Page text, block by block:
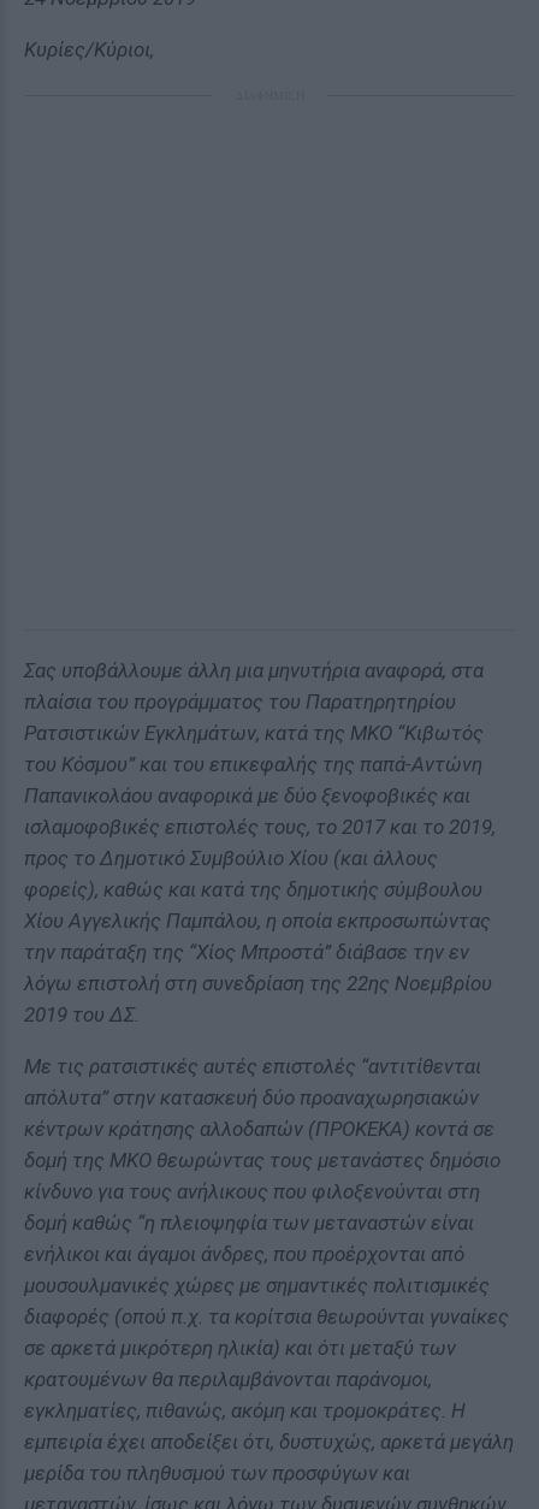
Κυρίες/Κύριοι,
Σας υποβάλλουμε άλλη μια μηνυτήρια αναφορά, στα
πλαίσια του προγράμματος του Παρατηρητηρίου
Ρατσιστικών Εγκλημάτων, κατά της ΜΚΟ “Κιβωτός
του Κόσμου” και του επικεφαλής της παπά-Αντώνη
Παπανικολάου αναφορικά με δύο ξενοφοβικές και
ισλαμοφοβικές επιστολές τους, το 2017 και το 2019,
προς το Δημοτικό Συμβούλιο Χίου (και άλλους
φορείς), καθώς και κατά της δημοτικής σύμβουλου
Χίου Αγγελικής Παμπάλου, η οποία εκπροσωπώντας
την παράταξη της “Χίος Μπροστά” διάβασε την εν
λόγω επιστολή στη συνεδρίαση της 22ης Νοεμβρίου
2019 του ΔΣ.
Με τις ρατσιστικές αυτές επιστολές “αντιτίθενται
απόλυτα” στην κατασκευή δύο προαναχωρησιακών
κέντρων κράτησης αλλοδαπών (ΠΡΟΚΕΚΑ) κοντά σε
δομή της ΜΚΟ θεωρώντας τους μετανάστες δημόσιο
κίνδυνο για τους ανήλικους που φιλοξενούνται στη
δομή καθώς “η πλειοψηφία των μεταναστών είναι
ενήλικοι και άγαμοι άνδρες, που προέρχονται από
μουσουλμανικές χώρες με σημαντικές πολιτισμικές
διαφορές (οπού π.χ. τα κορίτσια θεωρούνται γυναίκες
σε αρκετά μικρότερη ηλικία) και ότι μεταξύ των
κρατουμένων θα περιλαμβάνονται παράνομοι,
εγκληματίες, πιθανώς, ακόμη και τρομοκράτες. Η
εμπειρία έχει αποδείξει ότι, δυστυχώς, αρκετά μεγάλη
μερίδα του πληθυσμού των προσφύγων και
μεταναστών, ίσως και λόγω των δυσμενών συνθηκών